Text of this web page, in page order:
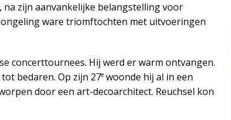
na zijn aanvankelijke belangstelling voor
ware triomftochten met uitvoeringen
concerttournees. Hij werd er warm ontvangen.
bedaren. Op zijn 27e woonde hij al in een
door een art-decoarchitect. Reuchsel kon